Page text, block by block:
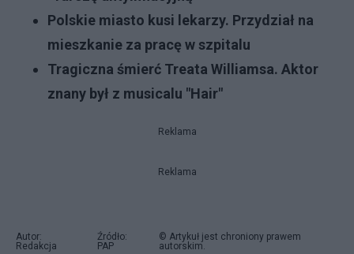
Polskie miasto kusi lekarzy. Przydział na
mieszkanie za pracę w szpitalu
Tragiczna śmierć Treata Williamsa. Aktor
znany był z musicalu "Hair"
Reklama
Reklama
Autor:
Redakcja
Źródło:
PAP
© Artykuł jest chroniony prawem
autorskim.